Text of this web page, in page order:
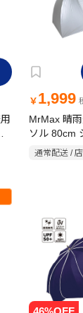
￥ 1,999
MrMax 晴
ソル 80cm
通常配送 /